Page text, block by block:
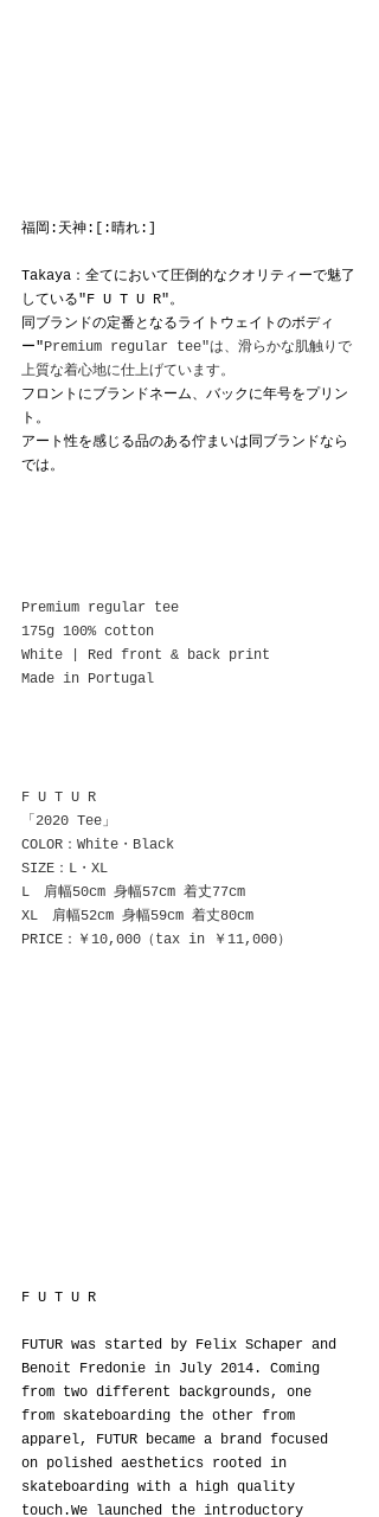
福岡:天神:[:晴れ:]
Takaya：全てにおいて圧倒的なクオリティーで魅了
している"F U T U R"。
同ブランドの定番となるライトウェイトのボディ
ー"Premium regular tee"は、滑らかな肌触りで
上質な着心地に仕上げています。
フロントにブランドネーム、バックに年号をプリン
ト。
アート性を感じる品のある佇まいは同ブランドなら
では。
Premium regular tee
175g 100% cotton
White | Red front & back print
Made in Portugal
F U T U R
「2020 Tee」
COLOR：White・Black
SIZE：L・XL
L　肩幅50cm 身幅57cm 着丈77cm
XL　肩幅52cm 身幅59cm 着丈80cm
PRICE：￥10,000（tax in ￥11,000）
F U T U R
FUTUR was started by Felix Schaper and
Benoit Fredonie in July 2014. Coming
from two different backgrounds, one
from skateboarding the other from
apparel, FUTUR became a brand focused
on polished aesthetics rooted in
skateboarding with a high quality
touch.We launched the introductory